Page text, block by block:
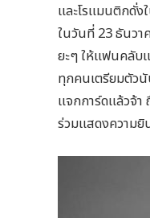
และโรแมนติกดั่ง
ในวันที่ 23 ธันวา
ยะๆ ให้แฟนคลับ
ทุกคนเตรียมตัวนั
แจกการ์ดแล้วจ้า
ร่วมแสดงความยิ